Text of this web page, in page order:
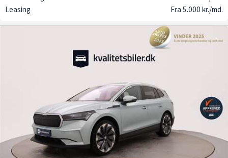
Leasing
Fra 5.000 kr./md.